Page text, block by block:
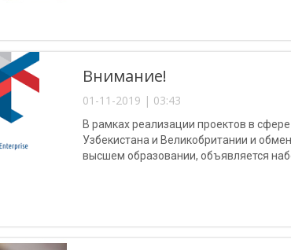
Внимание!
01-11-2019 | 03:43
В рамках реализации проектов в
Узбекистана и Великобритании и
высшем образовании, объявляется